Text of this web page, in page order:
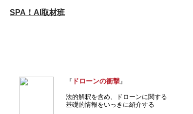
SPA！AI取材班
『 ドローンの衝撃』
法的解釈を含め、ドローンに関する
基礎的情報をいっきに紹介する